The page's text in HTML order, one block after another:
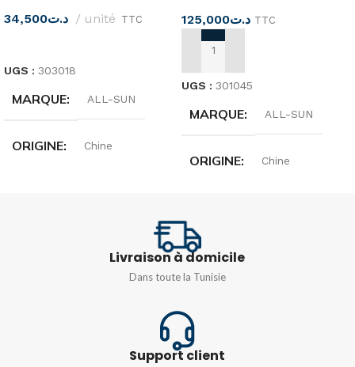
د.ت34,500 unité TTC
UGS : 303018
MARQUE ALL-SUN
ORIGINE Chine
د.ت125,000 TTC
AJOUTER AU PANIER
UGS : 301045
MARQUE ALL-SUN
ORIGINE Chine
200 m/2/20/200/600 V
2 m/20 mA /200 mA/10 A
Livraison à domicile
Dans toute la Tunisie
Support client